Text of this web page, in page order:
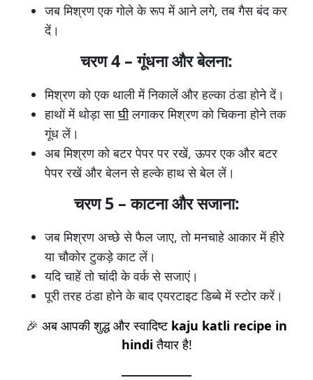
जब मिश्रण एक गोले के रूप में आने लगे, तब गैस बंद कर
दें।
चरण 4 – गूंधना और बेलना:
मिश्रण को एक थाली में निकालें और हल्का ठंडा होने दें।
हाथों में थोड़ा साघीलगाकर मिश्रण को चिकना होने तक
गूंध लें।
अब मिश्रण को बटर पेपर पर रखें, ऊपर एक और बटर
पेपर रखें और बेलन से हल्के हाथ से बेल लें।
चरण 5 – काटना और सजाना:
जब मिश्रण अच्छे से फैल जाए, तो मनचाहे आकार में हीरे
या चौकोर टुकड़े काट लें।
यदि चाहें तो चांदी के वर्क से सजाएं।
पूरी तरह ठंडा होने के बाद एयरटाइट डिब्बे में स्टोर करें।
🎉 अब आपकी शुद्ध और स्वादिष्ट kaju katli recipe in
hindiतैयार है!